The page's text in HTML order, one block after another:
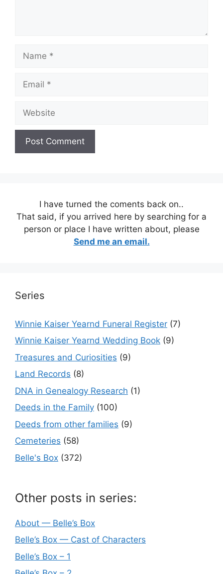
I have turned the coments back on..
That said, if you arrived here by searching for a
person or place I have written about, please
Send me an email.
Series
Winnie Kaiser Yearnd Funeral Register (7)
Winnie Kaiser Yearnd Wedding Book (9)
Treasures and Curiosities (9)
Land Records (8)
DNA in Genealogy Research (1)
Deeds in the Family (100)
Deeds from other families (9)
Cemeteries (58)
Belle's Box (372)
Other posts in series:
About — Belle’s Box
Belle’s Box — Cast of Characters
Belle’s Box – 1